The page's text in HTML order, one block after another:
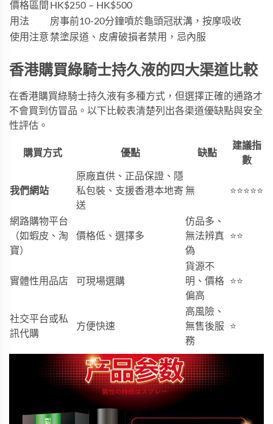
價格區間 HK$250 – HK$500
用法
房事前10-20分鐘噴於龜頭冠狀溝，按摩吸收
使用注意禁塗尿道、皮膚破損者禁用，忌內服
香港購買綠騎士持久液的四大渠道比較
在香港購買綠騎士持久液有多種方式，但選擇正確的通路才
不會買到仿冒品。以下比較表清楚列出各渠道優缺點與安全
性評估。
購買方式 優點 缺點
建議指
數
我們網站
原廠直供、正品保證、隱
私包裝、支援香港本地寄
送
無 ⭐⭐⭐⭐⭐
網路購物平台
（如蝦皮、淘
寶）
價格低、選擇多
仿品多、
無法辨真
偽
⭐⭐
實體性用品店 可現場選購
貨源不
明、價格
偏高
⭐⭐
社交平台或私
訊代購
方便快速
高風險、
無售後服
務
⭐